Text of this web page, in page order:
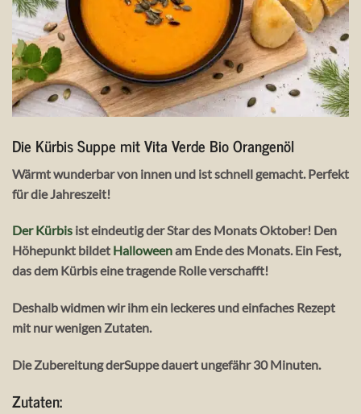
Die Kürbis Suppe mit Vita Verde Bio Orangenöl
Wärmt wunderbar von innen und ist schnell gemacht. Perfekt
für die Jahreszeit!
Der Kürbis ist eindeutig der Star des Monats Oktober! Den
Höhepunkt bildet Halloweenam Ende des Monats. Ein Fest,
das dem Kürbis eine tragende Rolle verschafft!
Deshalb widmen wir ihm ein leckeres und einfaches Rezept
mit nur wenigen Zutaten.
Die Zubereitung derSuppe dauert ungefähr 30 Minuten.
Zutaten: